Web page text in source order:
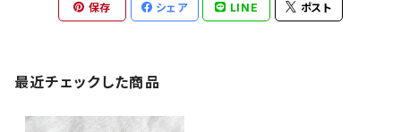
保存 シェア LINE ポスト
最近チェックした商品